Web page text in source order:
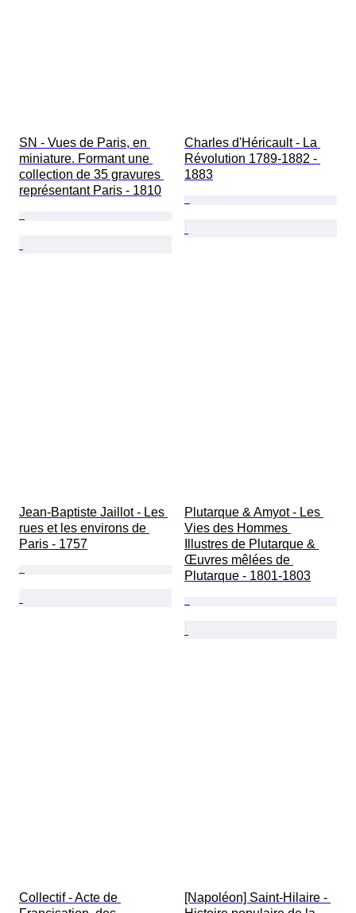
SN - Vues de Paris, en
miniature. Formant une
collection de 35 gravures
représentant Paris - 1810
Charles d'Héricault - La
Révolution 1789-1882 -
1883
Jean-Baptiste Jaillot - Les
rues et les environs de
Paris - 1757
Plutarque & Amyot - Les
Vies des Hommes
Illustres de Plutarque &
Œuvres mêlées de
Plutarque - 1801-1803
Collectif - Acte de
[Napoléon] Saint-Hilaire -